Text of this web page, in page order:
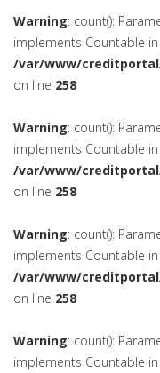
Warning: count():
implements Countable in
/var/www/
on line 258
Warning: count():
implements Countable in
/var/www/
on line 258
Warning: count():
implements Countable in
/var/www/
on line 258
Warning: count():
implements Countable in